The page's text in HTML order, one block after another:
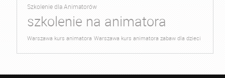
Szkolenie dla Animatorów
szkolenie na animatora
Warszawa kurs animatora Warszawa kurs animatora zabaw dla dzieci